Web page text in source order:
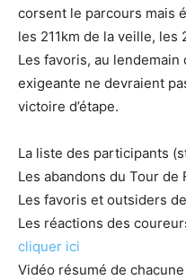
corsent le parcours mais
les 211km de la veille,
Les favoris, au lendemain
exigeante ne devraient
victoire d’étape.
La liste des participants
Les abandons du Tour de
Les favoris et outsiders
Les réactions des
cliquer ici
Vidéo résumé de